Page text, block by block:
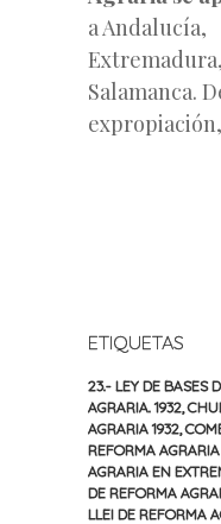
a Andalucía,
Salamanca.
ETIQUETAS
23.- LEY DE BASES
AGRARIA. 1932 ,
AGRARIA 1932 ,
REFORMA AGRARIA
AGRARIA EN
DE REFORMA
LLEI DE REFORMA